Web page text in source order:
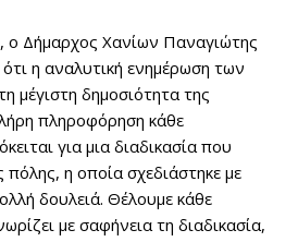
ο Δήμαρχος Χανίων Παναγιώτης
η αναλυτική ενημέρωση των
μέγιστη δημοσιότητα της
πληροφόρηση κάθε
για μια διαδικασία που
η οποία σχεδιάστηκε με
δουλειά. Θέλουμε κάθε
με σαφήνεια τη διαδικασία,